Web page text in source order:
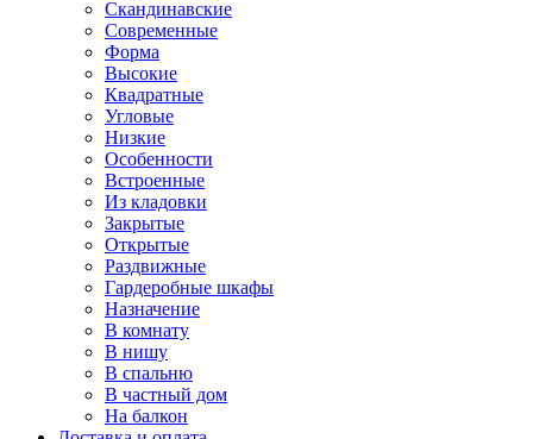
Скандинавские
Современные
Форма
Высокие
Квадратные
Угловые
Низкие
Особенности
Встроенные
Из кладовки
Закрытые
Открытые
Раздвижные
Гардеробные шкафы
Назначение
В комнату
В нишу
В спальню
В частный дом
На балкон